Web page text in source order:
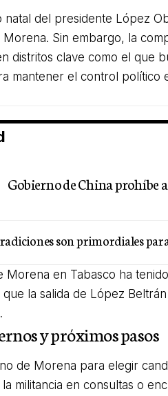
natal del presidente López
Sin embargo, la
distritos clave como el que
mantener el control político
Gobierno de China prohíbe
son primordiales
Morena en Tabasco ha
la salida de López
y próximos pasos
de Morena para elegir
militancia en consultas o